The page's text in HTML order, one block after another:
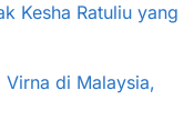
Kesha Ratuliu yang
Virna di Malaysia,